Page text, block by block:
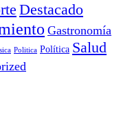
Destacado
Gastronomía
Politica Política Salud